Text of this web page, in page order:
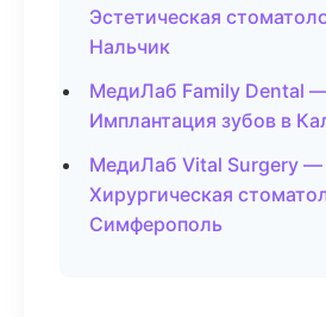
Эстетическая
Нальчик
МедиЛаб Family Dental
Имплантация зубов в
МедиЛаб Vital Surgery —
Хирургическая
Симферополь